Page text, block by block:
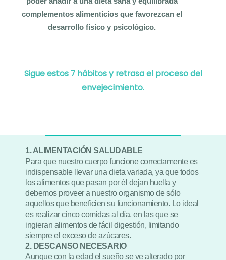
complementos alimenticios que favorezcan el
desarrollo físico y psicológico.
Sigue estos 7 hábitos y retrasa el proceso del
envejecimiento.
1. ALIMENTACIÓN SALUDABLE
Para que nuestro cuerpo funcione correctamente es
indispensable llevar una dieta variada, ya que todos
los alimentos que pasan por él dejan huella y
debemos proveer a nuestro organismo de sólo
aquellos que beneficien su funcionamiento. Lo ideal
es realizar cinco comidas al día, en las que se
ingieran alimentos de fácil digestión, limitando
siempre el exceso de azúcares.
2. DESCANSO NECESARIO
Aunque con la edad el sueño se ve alterado por